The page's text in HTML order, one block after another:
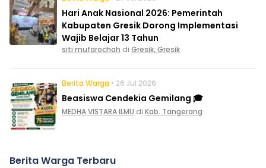
Hari Anak Nasional 2026: Pemerintah
Kabupaten Gresik Dorong Implementasi
Wajib Belajar 13 Tahun
siti mufarochah di Gresik, Gresik
Berita Warga • 26 Jul 2026
Beasiswa Cendekia Gemilang 🎓
MEDHA VISTARA ILMU di Kab. Tangerang
Berita Warga Terbaru